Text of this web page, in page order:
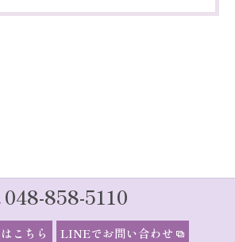
048-858-5110
こちら LINEでお問い合わせ